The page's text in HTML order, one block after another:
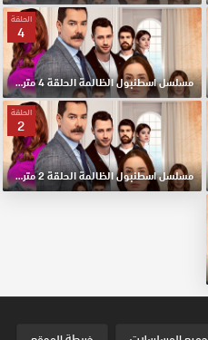
الحلقة
4
مسلسل اسطنبول الظالمة الحلقة 4 مترجم HD
الحلقة
2
مسلسل اسطنبول الظالمة الحلقة 2 مترجم HD